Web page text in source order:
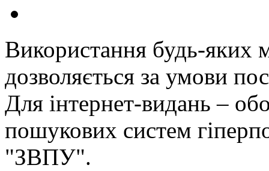
Використання будь-яких
дозволяється за умови
Для інтернет-видань –
пошукових систем
"ЗВПУ".